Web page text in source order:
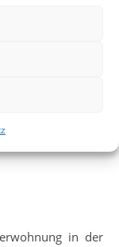
seine